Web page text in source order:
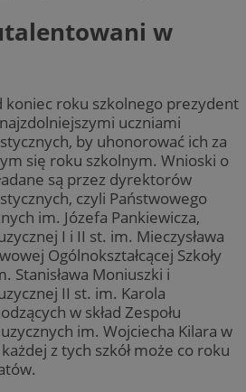
w
koniec roku szkolnego prezydent
uczniami
by uhonorować ich za
się roku szkolnym. Wnioski o
są przez dyrektorów
czyli Państwowego
im. Józefa Pankiewicza,
I i II st. im. Mieczysława
Ogólnokształcącej Szkoły
Stanisława Moniuszki i
II st. im. Karola
w skład Zespołu
im. Wojciecha Kilara w
z tych szkół może co roku